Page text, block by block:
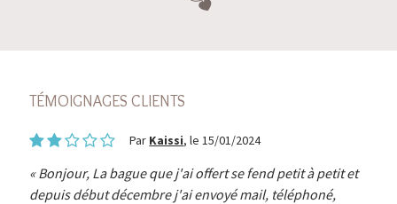
TÉMOIGNAGES CLIENTS
Par Kaissi, le 15/01/2024
Bonjour, La bague que j'ai offert se fend petit à petit et
depuis début décembre j'ai envoyé mail, téléphoné,